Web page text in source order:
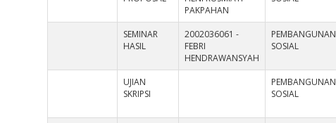
PAKPAHAN
SEMINAR
HASIL
2002036061 -
FEBRI
HENDRAWANSYAH
PEMBANGUNAN
SOSIAL
UJIAN
SKRIPSI
PEMBANGUNAN
SOSIAL